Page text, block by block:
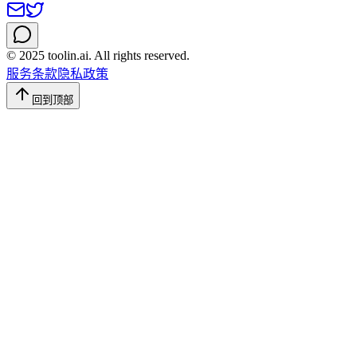
© 2025 toolin.ai. All rights reserved.
服务条款隐私政策
回到顶部